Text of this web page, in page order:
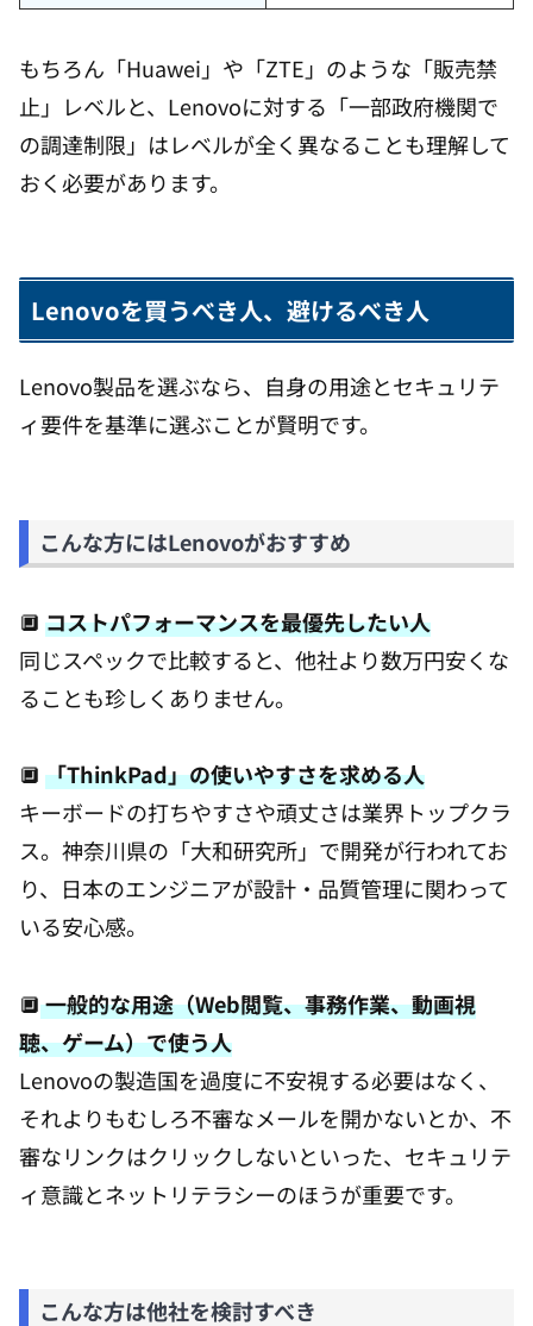
もちろん「Huawei」や「ZTE」のような「販売禁
止」レベルと、Lenovoに対する「一部政府機関で
の調達制限」はレベルが全く異なることも理解して
おく必要があります。
Lenovoを買うべき人、避けるべき人
Lenovo製品を選ぶなら、自身の用途とセキュリテ
ィ要件を基準に選ぶことが賢明です。
こんな方にはLenovoがおすすめ
🔲 コストパフォーマンスを最優先したい人
同じスペックで比較すると、他社より数万円安くな
ることも珍しくありません。
🔲 「ThinkPad」の使いやすさを求める人
キーボードの打ちやすさや頑丈さは業界トップクラ
ス。神奈川県の「大和研究所」で開発が行われてお
り、日本のエンジニアが設計・品質管理に関わって
いる安心感。
🔲 一般的な用途（Web閲覧、事務作業、動画視
聴、ゲーム）で使う人
Lenovoの製造国を過度に不安視する必要はなく、
それよりもむしろ不審なメールを開かないとか、不
審なリンクはクリックしないといった、セキュリテ
ィ意識とネットリテラシーのほうが重要です。
こんな方は他社を検討すべき